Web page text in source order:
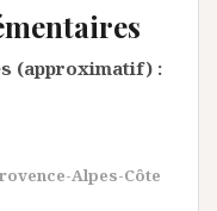
(approximatif) :
Alpes-Côte